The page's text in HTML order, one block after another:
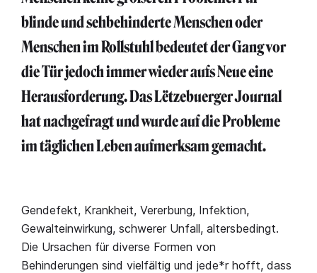
blinde und sehbehinderte Menschen oder
Menschen im Rollstuhl bedeutet der Gang vor
die Tür jedoch immer wieder aufs Neue eine
Herausforderung. Das Lëtzebuerger Journal
hat nachgefragt und wurde auf die Probleme
im täglichen Leben aufmerksam gemacht.
Gendefekt, Krankheit, Vererbung, Infektion,
Gewalteinwirkung, schwerer Unfall, altersbedingt.
Die Ursachen für diverse Formen von
Behinderungen sind vielfältig und jede*r hofft, dass